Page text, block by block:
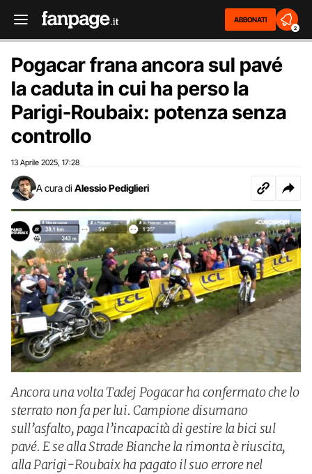
ABBONATI
2
Pogacar frana ancora sul pavé
la caduta in cui ha perso la
Parigi-Roubaix: potenza senza
controllo
13 Aprile 2025 17:28
A cura di Alessio Pediglieri
Ancora una volta Tadej Pogacar ha confermato che lo
sterrato non fa per lui. Campione disumano
sull’asfalto, paga l’incapacità di gestire la bici sul
pavé. E se alla Strade Bianche la rimonta è riuscita,
alla Parigi-Roubaix ha pagato il suo errore nel